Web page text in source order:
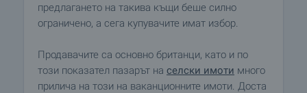
предлагането на такива къщи беше силно
ограничено, а сега купувачите имат избор.
Продавачите са основно британци, като и по
този показател пазарът на селски имоти много
прилича на този на ваканционните имоти. Доста